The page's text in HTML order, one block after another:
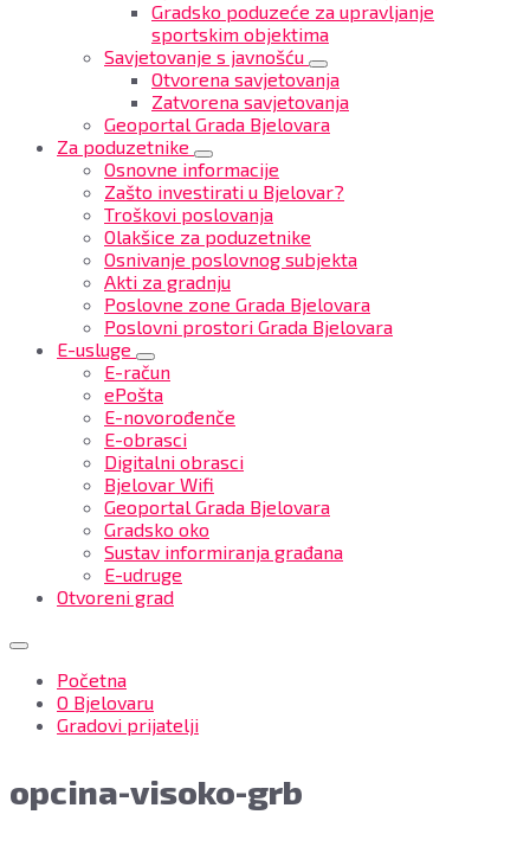
Gradsko poduzeće za upravljanje
sportskim objektima
Savjetovanje s javnošću
Otvorena savjetovanja
Zatvorena savjetovanja
Geoportal Grada Bjelovara
Za poduzetnike
Osnovne informacije
Zašto investirati u Bjelovar?
Troškovi poslovanja
Olakšice za poduzetnike
Osnivanje poslovnog subjekta
Akti za gradnju
Poslovne zone Grada Bjelovara
Poslovni prostori Grada Bjelovara
E-usluge
E-račun
ePošta
E-novorođenče
E-obrasci
Digitalni obrasci
Bjelovar Wifi
Geoportal Grada Bjelovara
Gradsko oko
Sustav informiranja građana
E-udruge
Otvoreni grad
Početna
O Bjelovaru
Gradovi prijatelji
opcina-visoko-grb